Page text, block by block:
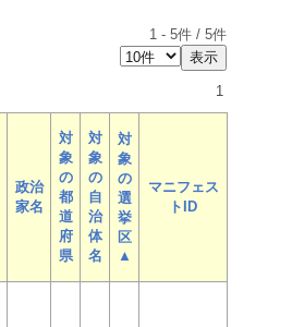
1 - 5件 / 5件
1
政治
家名
対
象
の
都
道
府
県
対
象
の
自
治
体
名
対
象
の
選
挙
区
▲
マニフェス
トID